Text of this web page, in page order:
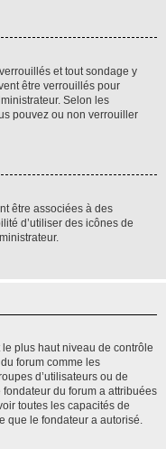
et tout sondage y
être verrouillés pour
Selon les
pouvez ou non verrouiller
être associées à des
d’utiliser des icônes de
plus haut niveau de contrôle
forum comme les
d’utilisateurs ou de
du forum a attribuées
toutes les capacités de
que le fondateur a autorisé.